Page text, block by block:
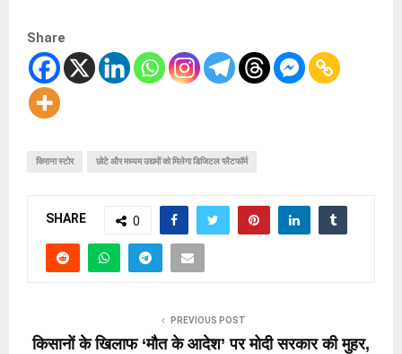
Share
किराना स्टोर छोटे और मध्यम उद्यमों को मिलेगा डिजिटल प्लैटफॉर्म
SHARE 0
PREVIOUS POST
किसानों के खिलाफ ‘मौत के आदेश’ पर मोदी सरकार की मुहर,